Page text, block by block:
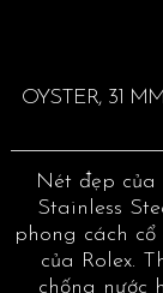
OYSTER, 31
Nét đẹp của
Stainless
phong cách
của Rolex.
chống nước